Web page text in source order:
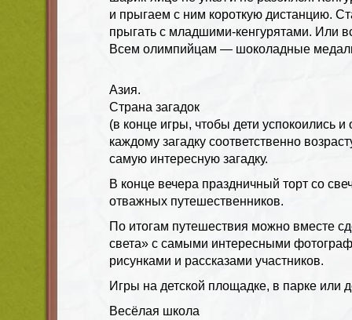
и прыгаем с ним короткую дистанцию.
прыгать с младшими-кенгурятами. Или
Всем олимпийцам — шоколадные
Азия.
Страна загадок
(в конце игры, чтобы дети успокоились
каждому загадку соответственно
самую интересную загадку.
В конце вечера праздничный торт со
отважных путешественников.
По итогам путешествия можно вместе
света» с самыми интересными
рисунками и рассказами участников.
Игры на детской площадке, в парке или
Весёлая школа